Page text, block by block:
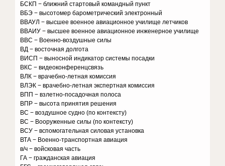
БСКП − ближний стартовый командный пункт
ВБЭ − высотомер барометрический электронный
ВВАУЛ − высшее военное авиационное училище летчиков
ВВАИУ − высшее военное авиационное инженерное училище
ВВС − Военно-воздушные силы
ВД − восточная долгота
ВИСП − выносной индикатор системы посадки
ВКС − видеоконференцсвязь
ВЛК − врачебно-летная комиссия
ВЛЭК − врачебно-летная экспертная комиссия
ВПП − взлетно-посадочная полоса
ВПР − высота принятия решения
ВС − воздушное судно (по контексту)
ВС − Вооруженные силы (по контексту)
ВСУ − вспомогательная силовая установка
ВТА − Военно-транспортная авиация
в/ч − войсковая часть
ГА − гражданская авиация